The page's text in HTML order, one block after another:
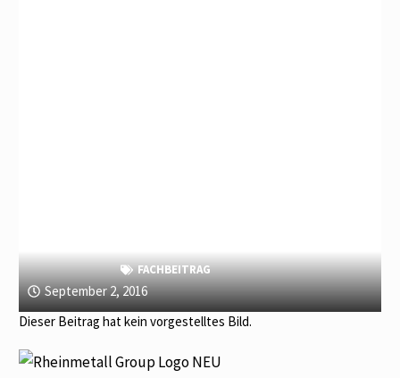
FACHBEITRAG
September 2, 2016
Dieser Beitrag hat kein vorgestelltes Bild.